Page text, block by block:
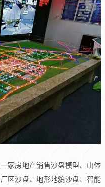
家房地产销售沙盘模型、山体
区沙盘、地形地貌沙盘、智能